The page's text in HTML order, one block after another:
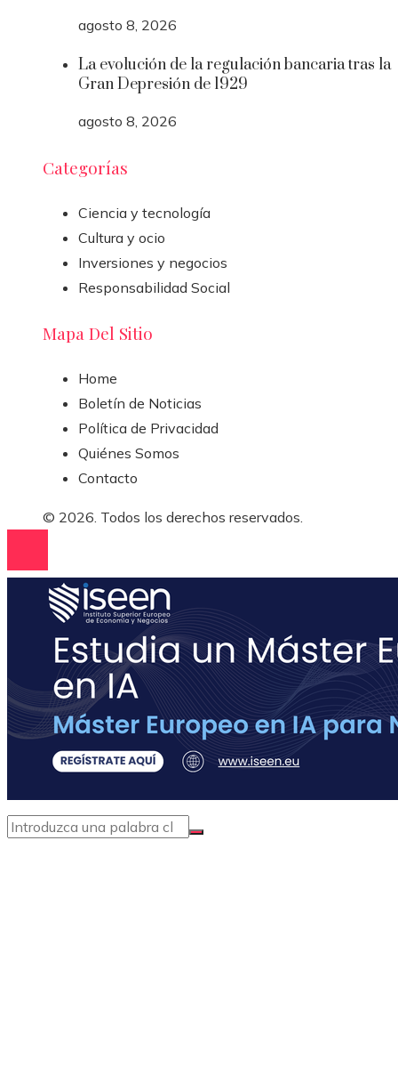
agosto 8, 2026
La evolución de la regulación bancaria tras la
Gran Depresión de 1929
agosto 8, 2026
Categorías
Ciencia y tecnología
Cultura y ocio
Inversiones y negocios
Responsabilidad Social
Mapa Del Sitio
Home
Boletín de Noticias
Política de Privacidad
Quiénes Somos
Contacto
© 2026. Todos los derechos reservados.